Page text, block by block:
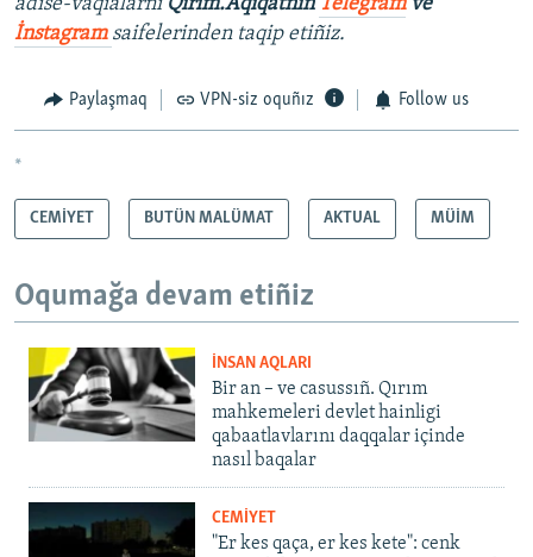
adise-vaqialarnı Qırım.Aqiqatnıñ Telegramve
İnstagram saifelerinden taqip etiñiz.
Paylaşmaq VPN-siz oquñız Follow us
*
CEMİYET BUTÜN MALÜMAT AKTUAL MÜİM
Oqumağa devam etiñiz
İNSAN AQLARI
Bir an – ve casussıñ. Qırım
mahkemeleri devlet hainligi
qabaatlavlarını daqqalar içinde
nasıl baqalar
CEMİYET
"Er kes qaça, er kes kete": cenk